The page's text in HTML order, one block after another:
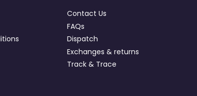
Contact Us
FAQs
Dispatch
Exchanges & returns
Track & Trace